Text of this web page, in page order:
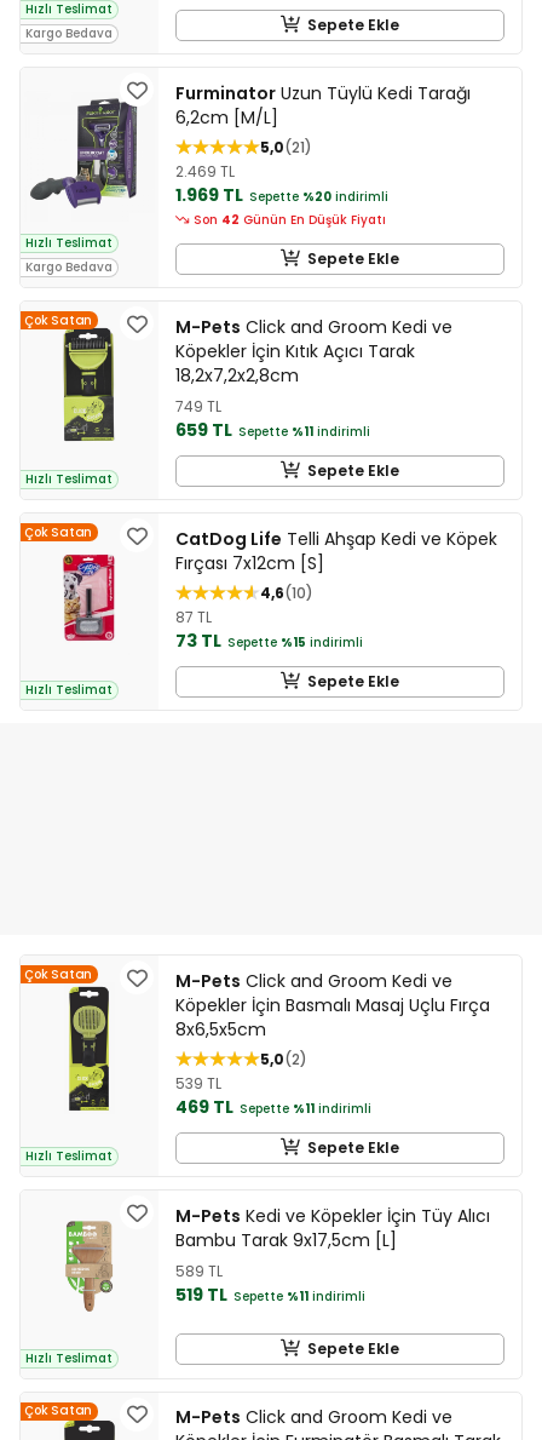
Hızlı Teslimat
Kargo Bedava
Sepete Ekle
Hızlı Teslimat
Kargo Bedava
Furminator Uzun Tüylü Kedi Tarağı
6,2cm [M/L]
5,0 21
2.469 TL
1.969 TL Sepette %20 indirimli
Son 42 Günün En Düşük Fiyatı
Sepete Ekle
Çok Satan
Hızlı Teslimat
M-Pets Click and Groom Kedi ve
Köpekler İçin Kıtık Açıcı Tarak
18,2x7,2x2,8cm
749 TL
659 TL Sepette %11 indirimli
Sepete Ekle
Çok Satan
Hızlı Teslimat
CatDog Life Telli Ahşap Kedi ve Köpek
Fırçası 7x12cm [S]
4,6 10
87 TL
73 TL Sepette %15 indirimli
Sepete Ekle
Çok Satan
Hızlı Teslimat
M-Pets Click and Groom Kedi ve
Köpekler İçin Basmalı Masaj Uçlu Fırça
8x6,5x5cm
5,0 2
539 TL
469 TL Sepette %11 indirimli
Sepete Ekle
Hızlı Teslimat
M-Pets Kedi ve Köpekler İçin Tüy Alıcı
Bambu Tarak 9x17,5cm [L]
589 TL
519 TL Sepette %11 indirimli
Sepete Ekle
Çok Satan M-Pets Click and Groom Kedi ve